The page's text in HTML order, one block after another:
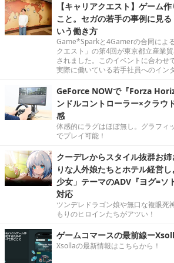
【キャリアクエスト】ゲーム
こと。セガの若手の事例に見
いう働き方
Game*Sparkと4Gamerの合同によ
クエスト」の第4回が東京都立産業
されました。このイベントに合わせ
実際に働いている若手社員へのイン
GeForce NOWで『Forza
ンドルコントローラー×クラウ
感
体感的にラグはほぼ無し。グラフィ
でプレイ可能！
クーデレからスタイル抜群お
りな人外娘たちとホテル経営
少女」テーマのADV『ヨグ=ソ
対応
ツンデレドラゴン娘や無口な複眼死
もりのヒロインたちがアツい！
ゲームコマースの最前線ー
Xsollaの最新情報はこちらから！